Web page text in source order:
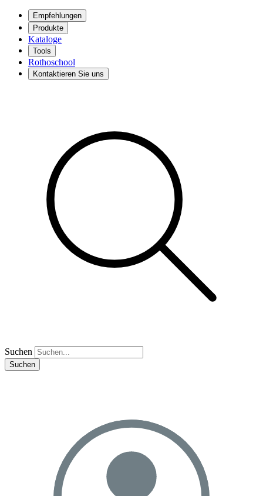
Empfehlungen
Produkte
Kataloge
Tools
Rothoschool
Kontaktieren Sie uns
Suchen
Suchen